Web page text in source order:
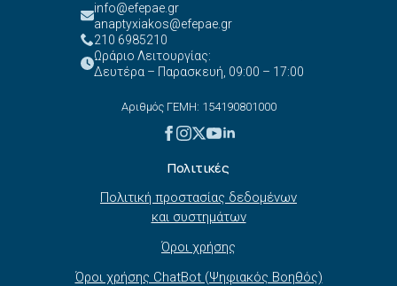
info@efepae.gr
anaptyxiakos@efepae.gr
210 6985210
Ωράριο Λειτουργίας:
Δευτέρα – Παρασκευή, 09:00 – 17:00
Αριθμός ΓΕΜΗ: 154190801000
Πολιτικές
Πολιτική προστασίας δεδομένων
και συστημάτων
Όροι χρήσης
Όροι χρήσης ChatBot (Ψηφιακός Βοηθός)